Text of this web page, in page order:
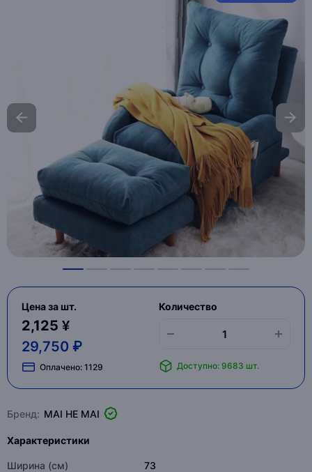
Цена за шт.
2,125 ¥
29,750 ₽
Оплачено: 1129
Количество
Доступно: 9683 шт.
Бренд: MAI HE MAI
Характеристики
Ширина (см)
73